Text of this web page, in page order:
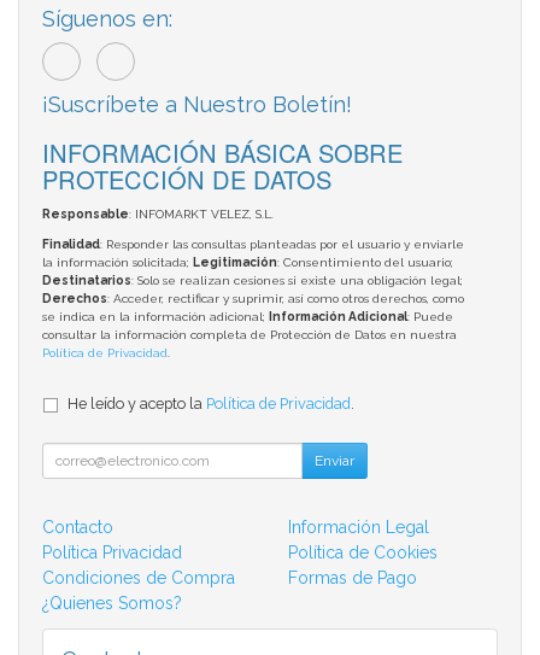
Síguenos en:
¡Suscríbete a Nuestro Boletín!
INFORMACIÓN BÁSICA SOBRE
PROTECCIÓN DE DATOS
Responsable: INFOMARKT VELEZ, S.L.
Finalidad: Responder las consultas planteadas por el usuario y enviarle
la información solicitada; Legitimación: Consentimiento del usuario;
Destinatarios: Solo se realizan cesiones si existe una obligación legal;
Derechos: Acceder, rectificar y suprimir, así como otros derechos, como
se indica en la información adicional;
Información Adicional: Puede
consultar la información completa de Protección de Datos en nuestra
Política de Privacidad
He leído y acepto la Política de Privacidad
Enviar
Contacto
Información Legal
Política Privacidad
Política de Cookies
Condiciones de Compra
Formas de Pago
¿Quienes Somos?